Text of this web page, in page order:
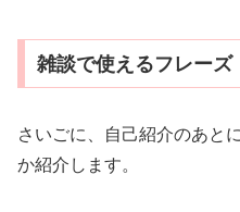
雑談で使えるフレーズ
さいごに、自己紹介のあと
か紹介します。